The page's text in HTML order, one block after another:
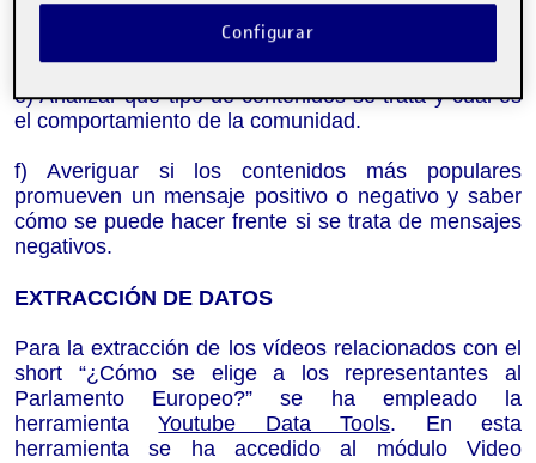
con más likes, comentarios,
interacciones, visualizaciones, etc.
e) Analizar qué tipo de contenidos se trata y cuál es
el comportamiento de la comunidad.
f) Averiguar si los contenidos más populares
promueven un mensaje positivo o negativo y saber
cómo se puede hacer frente si se trata de mensajes
negativos.
EXTRACCIÓN DE DATOS
Para la extracción de los vídeos relacionados con el
short “¿Cómo se elige a los representantes al
Parlamento Europeo?”se haempleadola
herramientaYoutube Data Tools. En esta
herramienta se ha accedido al móduloVideo
Configurar